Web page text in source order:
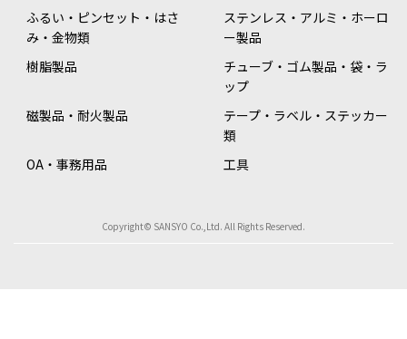
ふるい・ピンセット・はさ
み・金物類
ステンレス・アルミ・ホーロ
ー製品
樹脂製品
チューブ・ゴム製品・袋・ラ
ップ
磁製品・耐火製品
テープ・ラベル・ステッカー
類
OA・事務用品
工具
Copyright© SANSYO Co.,Ltd. All Rights Reserved.